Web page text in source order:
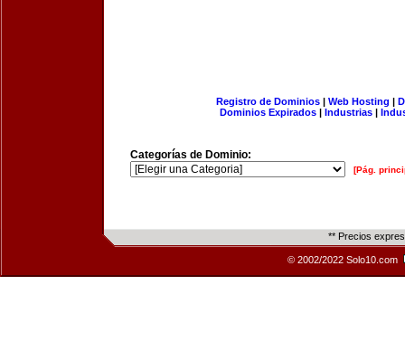
Registro de Dominios| Web Hosting |
Dominios Expirados | Industrias |
Categorías de Dominio:
[Pág.
** Precios
© 2002/2022 Solo10.com